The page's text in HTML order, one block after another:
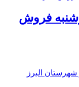
فروش